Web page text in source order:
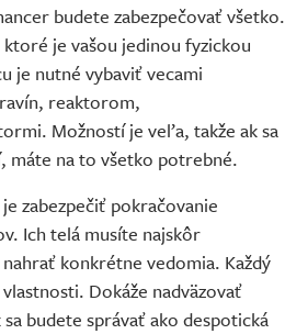
budete zabezpečovať všetko.
je vašou jedinou fyzickou
je nutné vybaviť vecami
reaktorom,
Možností je veľa, takže ak sa
máte na to všetko potrebné.
zabezpečiť pokračovanie
Ich telá musíte najskôr
konkrétne vedomia. Každý
Dokáže nadväzovať
budete správať ako despotická